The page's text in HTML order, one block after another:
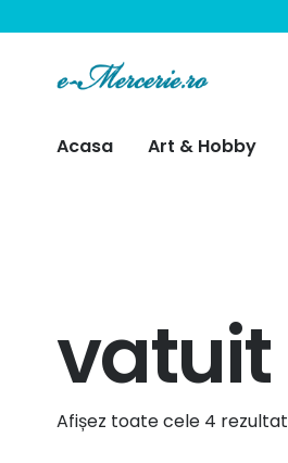
Acasa Art & Hobby
vatuit
Afișez toate cele 4